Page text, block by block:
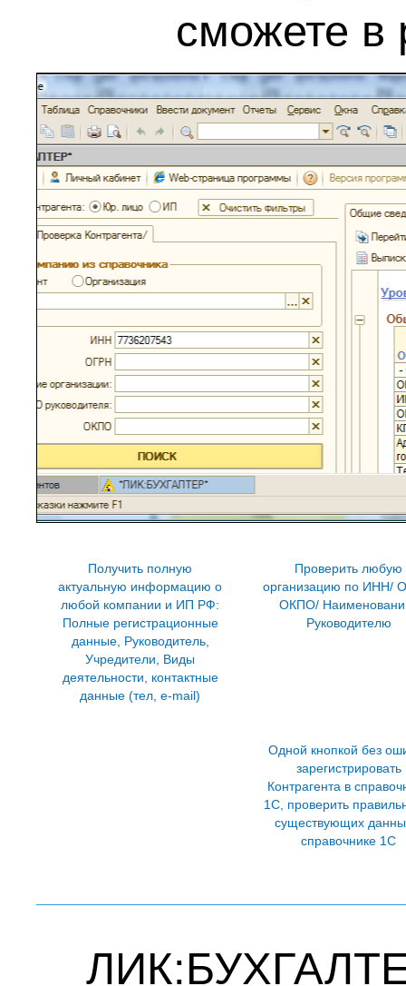
сможете в
Получить полную
актуальную информацию о
любой компании и ИП РФ:
Полные регистрационные
данные, Руководитель,
Учредители, Виды
деятельности, контактные
данные (тел, e-mail)
Проверить любую
организацию по ИНН/
ОКПО/
Руководителю
Одной кнопкой без
зарегистрировать
Контрагента в
1С, проверить
существующих
справочнике 1С